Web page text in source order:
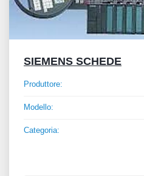
SIEMENS SCHEDE
Produttore:
Modello:
Categoria: